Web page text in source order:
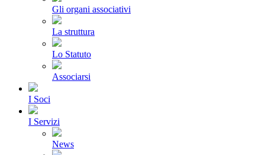
Gli organi associativi
La struttura
Lo Statuto
Associarsi
I Soci
I Servizi
News